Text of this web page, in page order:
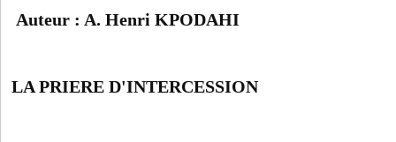
Auteur : A. Henri KPODAHI
LA PRIERE D'INTERCESSION